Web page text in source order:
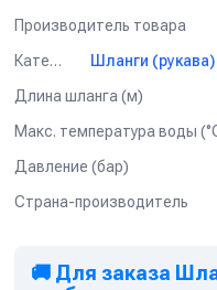
Производитель товара
Категория
Длина шланга (м)
Макс. температура воды
Давление (бар)
Страна-производитель
🚚 Для заказа